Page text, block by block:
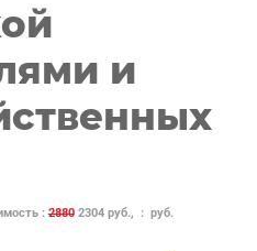
и
:28802304 руб., : руб.